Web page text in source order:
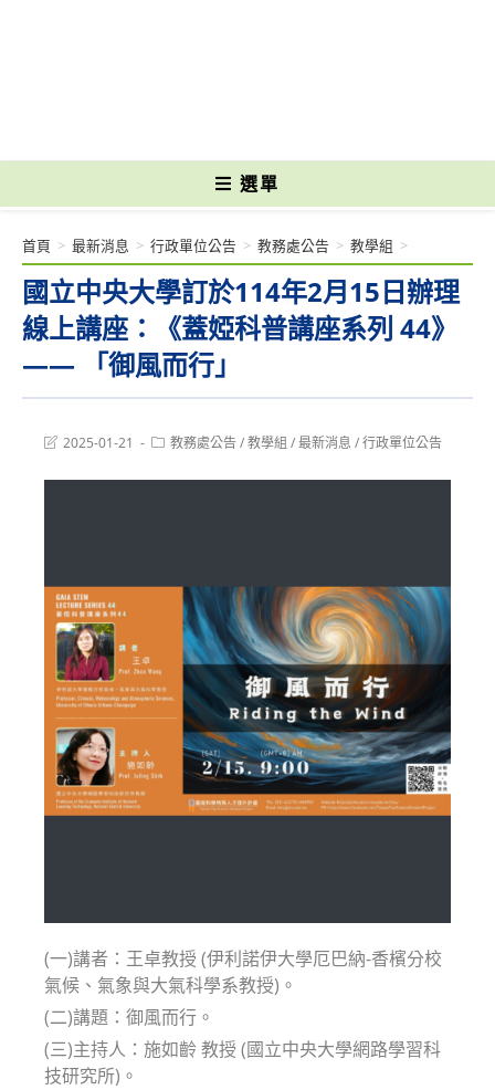
選單
國立中央大學訂於114年2月15日辦理
線上講座：《蓋婭科普講座系列 44》
—— 「御風而行」
首頁 > 最新消息 > 行政單位公告 > 教務處公告 > 教學組 >
Post2025-01-21
Post教務處公告/教學組 /最新消息 /行政單位公告
(一)講者：王卓教授 (伊利諾伊大學厄巴納-香檳分校
氣候、氣象與大氣科學系教授)。
(二)講題：御風而行。
(三)主持人：施如齡 教授 (國立中央大學網路學習科
技研究所)。